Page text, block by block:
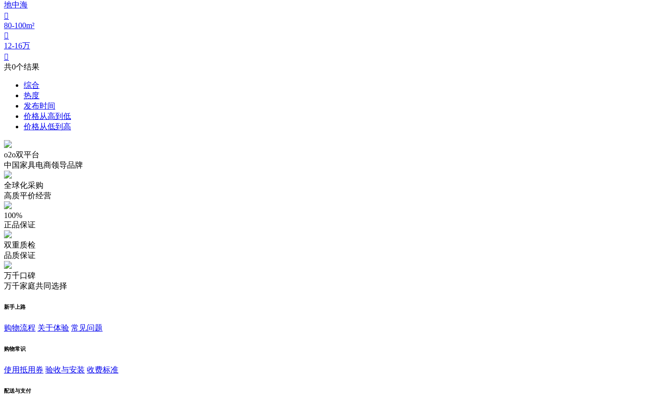
地中海

80-100m²

12-16万

共0个结果
综合
热度
发布时间
价格从高到低
价格从低到高
o2o双平台
中国家具电商领导品牌
全球化采购
高质平价经营
100%
正品保证
双重质检
品质保证
万千口碑
万千家庭共同选择
新手上路
购物流程 关于体验 常见问题
购物常识
使用抵用券 验收与安装 收费标准
配送与支付